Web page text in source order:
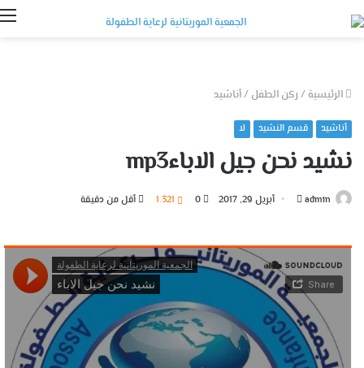
الرئيسية / ركن الطفل /أناشيد
أناشيد قسم النشيد لا
نشيد نحن جيل الاباءmp3
admin
أرسل أبريل 29, 2017 0 1٬321 أقل من دقيقة